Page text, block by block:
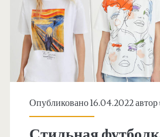
Опубликовано 16.04.2022 автор